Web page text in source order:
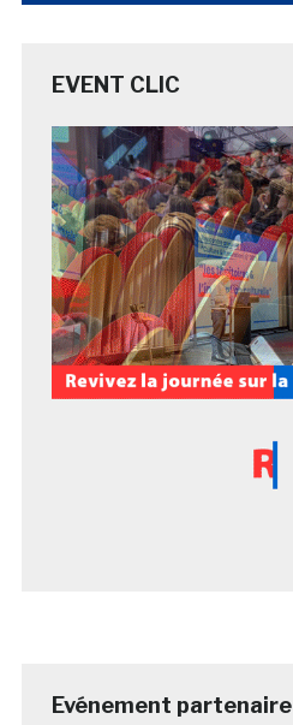
EVENT CLIC
Evénement partenaire